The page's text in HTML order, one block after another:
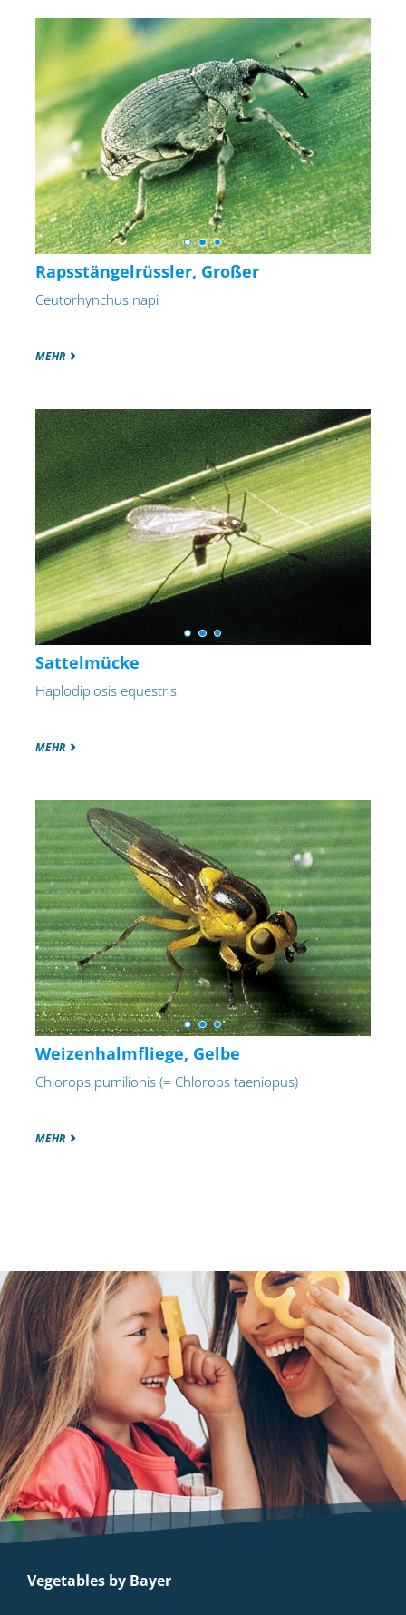
Rapsstängelrüssler, Großer
Ceutorhynchus napi
MEHR
Sattelmücke
Haplodiplosis equestris
MEHR
Weizenhalmfliege, Gelbe
Chlorops pumilionis (= Chlorops taeniopus)
MEHR
Vegetables by Bayer